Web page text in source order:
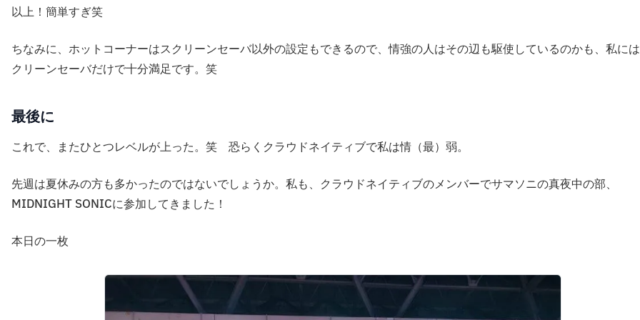
以上！簡単すぎ笑
ちなみに、ホットコーナーはスクリーンセーバ以外の設定もできるので、情強の人はその辺も駆使しているのかも、私に
クリーンセーバだけで十分満足です。笑
最後に
これで、またひとつレベルが上った。笑 恐らくクラウドネイティブで私は情（最）弱。
先週は夏休みの方も多かったのではないでしょうか。私も、クラウドネイティブのメンバーでサマソニの真夜中の部、
MIDNIGHT SONICに参加してきました！
本日の一枚